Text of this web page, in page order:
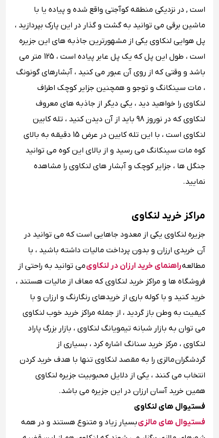
است , در نزدیکی منطقه کوآجتی واقع شده و پیاده یا با
ماشین برقی می توانید به گشت و گذار در این پارک بپردازید ،
پل هوایی لنکاوی یکی از مشهورترین جاذبه های این جزیره
است ، طول این پل که یک پل عابر پیاده است ، 125 متر می
باشد و وقتی که از روی آن عبور می کنید ، آبشارهای گونونگ
، مات سینکانگ و توجو و همچنین جزایر کوچک اطراف
لنکاوی را خواهید دید ، یکی دیگر از جاذبه های معروف
لنکاوی که در نوروز 98 باید از آن دیدن کنید ، تله کابین
لنکاوی است ، با این تله کابین در عرض 15 دقیقه به بالای
کوه مات سینکانگ می رسید و از بالای این کوه می توانید
جنگل ها ، جزایر کوچک و آبشار های لنکاوی را مشاهده
نمایید.
مراکز خرید لنکاوی
جزیره لنکاوی یکی از معدود جاهایی است که می توانید در
آن خریدی ارزان و بدون پرداخت مالیات داشته باشید ، با
مطالعهراهنمای خرید ارزان در لنکاویمی توانید به راحتی از
فروشگاه ها و مراکز خرید لنکاوی که معاف از مالیات هستند ،
خرید کنید و با کوله باری از خریدهای رنگارنگ و ارزان و با
کیفیت به وطن باز گردید ، از جمله مراکز خرید خوب لنکاوی
می توان به بازار شبانه تیمویانگ لنکاوی ، بازار بزرگ پاراد
لنکاوی ، مرکز خرید سنانگ اشاره کرد ، بسیاری از
گردشگران مالزی را به مقصد لنکاوی تنها با هدف خرید کردن
انتخاب می کنند ، یکی از دلایل محبوبیت جزیره لنکاوی
همین خرید آسان ارزان در این جزیره می باشد.
فستیوال های لنکاوی
فستیوال های مالزیبسیار زیاد و متنوع هستند و در همه